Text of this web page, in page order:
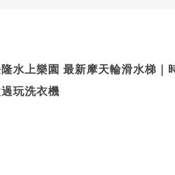
水上樂園 最新摩天輪滑水梯｜
玩洗衣機